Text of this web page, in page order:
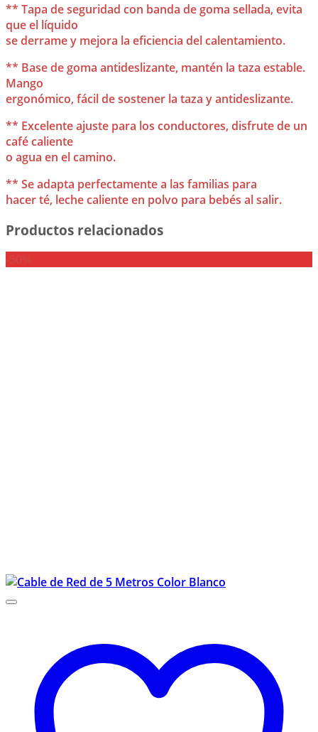
** Tapa de seguridad con banda de goma sellada, evita
que el líquido
se derrame y mejora la eficiencia del calentamiento.
** Base de goma antideslizante, mantén la taza estable.
Mango
ergonómico, fácil de sostener la taza y antideslizante.
** Excelente ajuste para los conductores, disfrute de un
café caliente
o agua en el camino.
** Se adapta perfectamente a las familias para
hacer té, leche caliente en polvo para bebés al salir.
Productos relacionados